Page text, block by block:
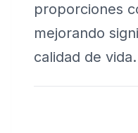
proporciones
mejorando
calidad de vida.